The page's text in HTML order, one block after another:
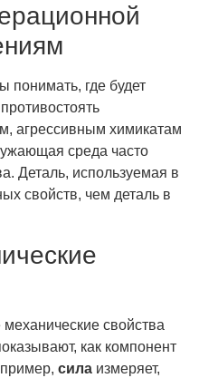
где будет
агрессивным химикатам
среда часто
Деталь, используемая в
свойств, чем деталь в
свойства
как компонент
сила измеряет,